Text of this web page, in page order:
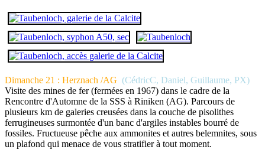
Dimanche 21 : Herznach /AG (CédricC, Daniel, Guillaume, PX)
Visite des mines de fer (fermées en 1967) dans le cadre de la
Rencontre d'Automne de la SSS à Riniken (AG). Parcours de
plusieurs km de galeries creusées dans la couche de pisolithes
ferrugineuses surmontée d'un banc d'argiles instables bourré de
fossiles. Fructueuse pêche aux ammonites et autres belemnites, sous
un plafond qui menace de vous stratifier à tout moment.